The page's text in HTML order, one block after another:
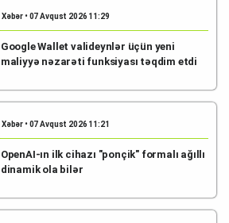
Xəbər • 07 Avqust 2026 11:29
Google Wallet valideynlər üçün yeni
maliyyə nəzarəti funksiyası təqdim etdi
Xəbər • 07 Avqust 2026 11:21
OpenAI-ın ilk cihazı "ponçik" formalı ağıllı
dinamik ola bilər